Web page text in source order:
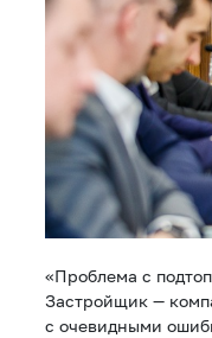
«Проблема с
Застройщик —
с очевидными